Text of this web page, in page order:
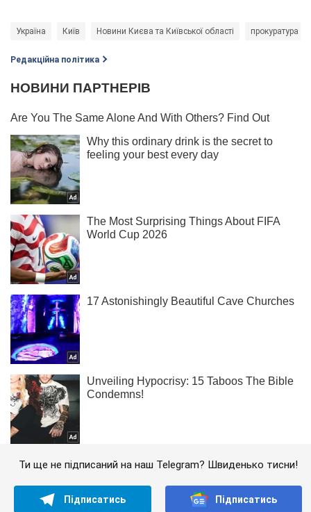
Україна Київ Новини Києва та Київської області прокуратура
Редакційна політика
Ти ще не підписаний на наш Telegram? Швиденько тисни!
Підписатись Підписатись